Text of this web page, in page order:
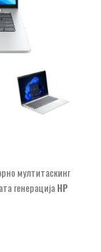
мултитаскинг
генерацијаHP